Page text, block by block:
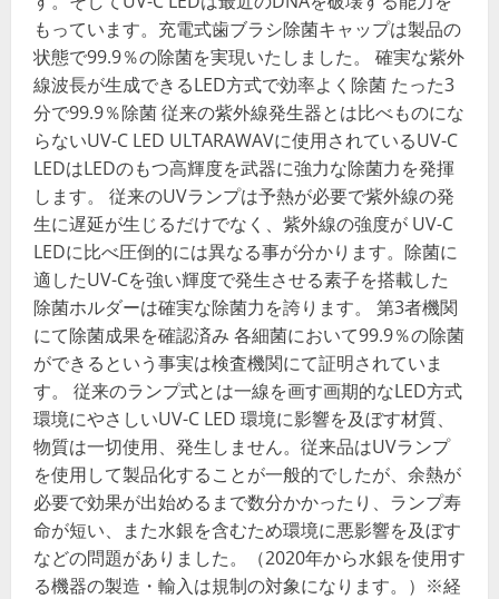
もっています。充電式歯ブラシ除菌キャップは製品の
状態で99.9％の除菌を実現いたしました。 確実な紫外
線波長が生成できるLED方式で効率よく除菌 たった3
分で99.9％除菌 従来の紫外線発生器とは比べものにな
らないUV-C LED ULTARAWAVに使用されているUV-C
LEDはLEDのもつ高輝度を武器に強力な除菌力を発揮
します。 従来のUVランプは予熱が必要で紫外線の発
生に遅延が生じるだけでなく、紫外線の強度が UV-C
LEDに比べ圧倒的には異なる事が分かります。除菌に
適したUV-Cを強い輝度で発生させる素子を搭載した
除菌ホルダーは確実な除菌力を誇ります。 第3者機関
にて除菌成果を確認済み 各細菌において99.9％の除菌
ができるという事実は検査機関にて証明されていま
す。 従来のランプ式とは一線を画す画期的なLED方式
環境にやさしいUV-C LED 環境に影響を及ぼす材質、
物質は一切使用、発生しません。従来品はUVランプ
を使用して製品化することが一般的でしたが、余熱が
必要で効果が出始めるまで数分かかったり、ランプ寿
命が短い、また水銀を含むため環境に悪影響を及ぼす
などの問題がありました。（2020年から水銀を使用す
る機器の製造・輸入は規制の対象になります。）※経